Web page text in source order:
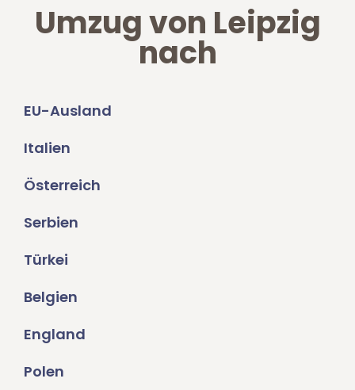
Umzug von Leipzig
nach
EU-Ausland
Italien
Österreich
Serbien
Türkei
Belgien
England
Polen